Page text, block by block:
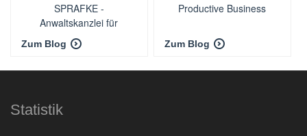
SPRAFKE -
Anwaltskanzlei für
Strafrecht
Zum Blog
Productive Business
Zum Blog
Statistik